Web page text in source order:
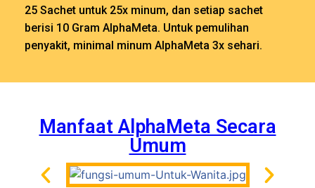
25 Sachet untuk 25x minum, dan setiap sachet
berisi 10 Gram AlphaMeta. Untuk pemulihan
penyakit, minimal minum AlphaMeta 3x sehari.
Manfaat AlphaMeta Secara
Umum